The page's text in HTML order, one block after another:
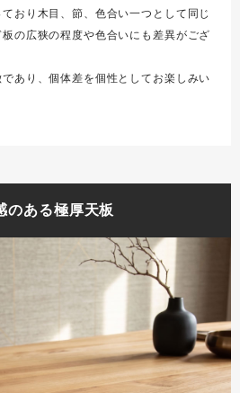
おり木目、節、色合い一つとして同じ
の広狭の程度や色合いにも差異がござ
あり、個体差を個性としてお楽しみい
のある極厚天板